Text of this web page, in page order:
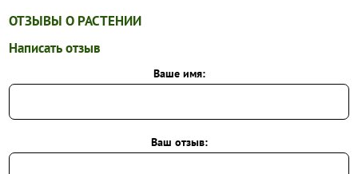
ОТЗЫВЫ О РАСТЕНИИ
Написать отзыв
Ваше имя:
Ваш отзыв: